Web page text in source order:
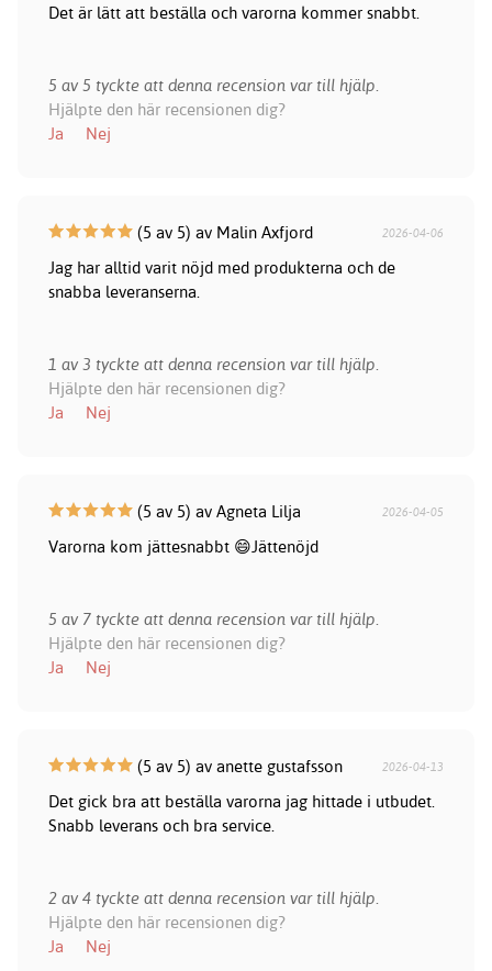
Det är lätt att beställa och varorna kommer snabbt.
5 av 5 tyckte att denna recension var till hjälp.
Hjälpte den här recensionen dig?
Ja
Nej
(5 av 5) av Malin Axfjord 2026-04-06
Jag har alltid varit nöjd med produkterna och de
snabba leveranserna.
1 av 3 tyckte att denna recension var till hjälp.
Hjälpte den här recensionen dig?
Ja
Nej
(5 av 5) av Agneta Lilja 2026-04-05
Varorna kom jättesnabbt 😄Jättenöjd
5 av 7 tyckte att denna recension var till hjälp.
Hjälpte den här recensionen dig?
Ja
Nej
(5 av 5) av anette gustafsson 2026-04-13
Det gick bra att beställa varorna jag hittade i utbudet.
Snabb leverans och bra service.
2 av 4 tyckte att denna recension var till hjälp.
Hjälpte den här recensionen dig?
Ja
Nej